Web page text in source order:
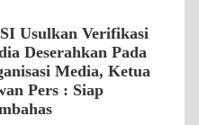
Usulkan Verifikasi
Deserahkan Pada
Media, Ketua
Pers : Siap